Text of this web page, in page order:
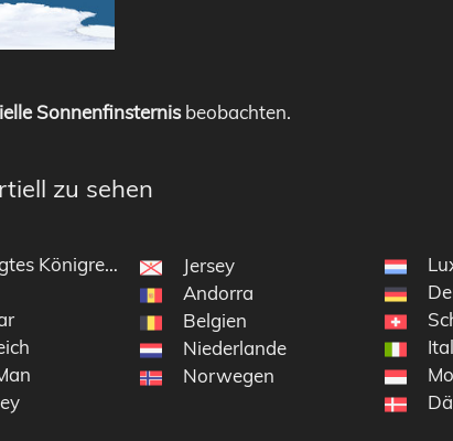
Sonnenfinsternisbeobachten.
zu sehen
Königreich
Jersey
Andorra
Belgien
Niederlande
Norwegen